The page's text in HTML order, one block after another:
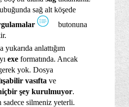
sağ alt köşede
butonuna
anlattığım
exe formatında. Ancak
yok. Dosya
vasıfta ve
şey kurulmuyor.
sadece silmeniz yeterli.